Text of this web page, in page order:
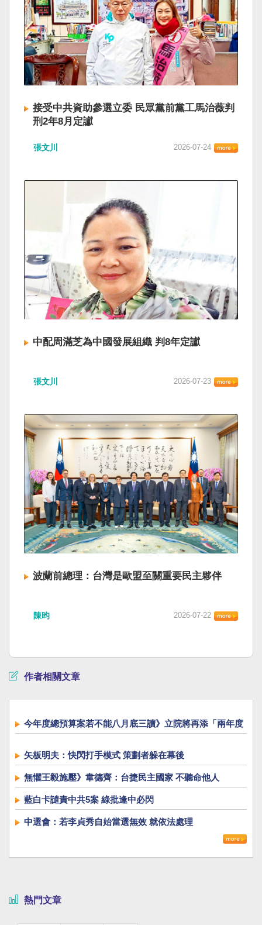
接受中共資助參選立委 民眾黨前黨工馬治薇判
刑2年8月定讞
張文川 2026-07-24
中配周滿芝為中國發展組織 判8年定讞
張文川 2026-07-23
波蘭前總理：台灣是歐盟至關重要民主夥伴
陳昀 2026-07-22
作者相關文章
今年度總預算案若不能八月底三讀》立院將再添「兩年度
總預算同時審」新惡例
矢板明夫：快閃打手模式 策劃者躲在幕後
無懼王毅施壓》韋德齊：台捷民主國家 不聽命他人
藍白卡譴責中共5案 綠批逢中必閃
中選會：若李貞秀自始當選無效 就依法處理
熱門文章